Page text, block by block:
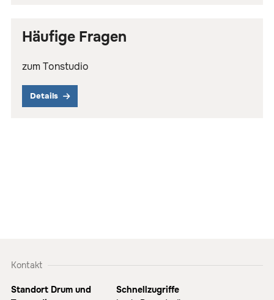
Häufige Fragen
zum Tonstudio
Details
Kontakt
Standort Drum und
Schnellzugriffe